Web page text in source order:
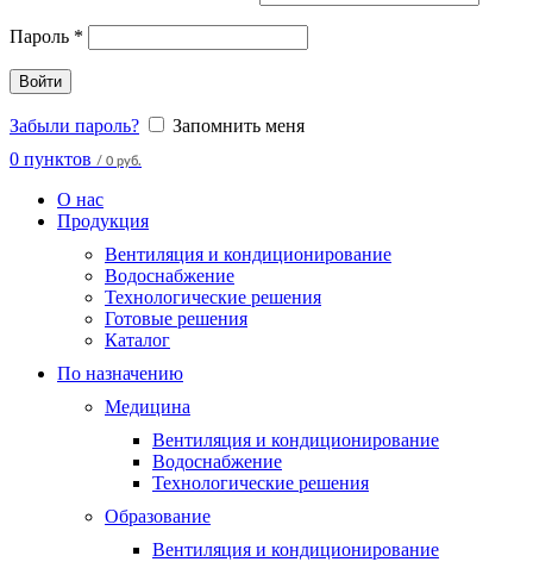
Пароль *
Войти
Забыли пароль?
Запомнить меня
0 пунктов / 0 руб.
О нас
Продукция
Вентиляция и кондиционирование
Водоснабжение
Технологические решения
Готовые решения
Каталог
По назначению
Медицина
Вентиляция и кондиционирование
Водоснабжение
Технологические решения
Образование
Вентиляция и кондиционирование